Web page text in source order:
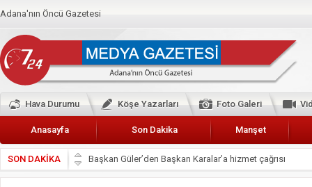
Adana'nın Öncü Gazetesi
Hava Durumu Köşe Yazarları Foto Galeri
Anasayfa Son Dakika Manşet
SON DAKİKA
Başkan Güler’den Başkan Karalar’a hizmet çağrısı
Lokantacılar ve Kebapçılar Esnaf Odası Başkanı Şefik